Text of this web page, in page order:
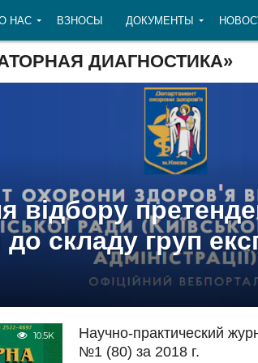
НАС ВЗНОСЫ ДОКУМЕНТЫ
ДИАГНОСТИКА»
відбору
складу груп
10.5K
Научно-практический
№1 (80) за 2018 г.